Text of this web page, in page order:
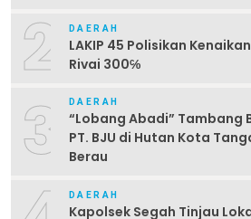
2 DAERAH
LAKIP 45 Polisikan
Rivai 300℅
3 DAERAH
“Lobang Abadi” Tambang
PT. BJU di Hutan Kota
Berau
DAERAH
Kapolsek Segah Tinjau